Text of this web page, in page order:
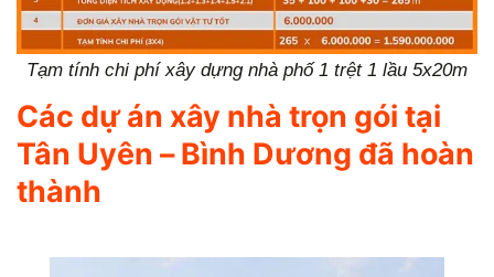
Tạm tính chi phí xây dựng nhà phố 1 trệt 1 lầu 5x20m
Các dự án xây nhà trọn gói tại
Tân Uyên – Bình Dương đã hoàn
thành